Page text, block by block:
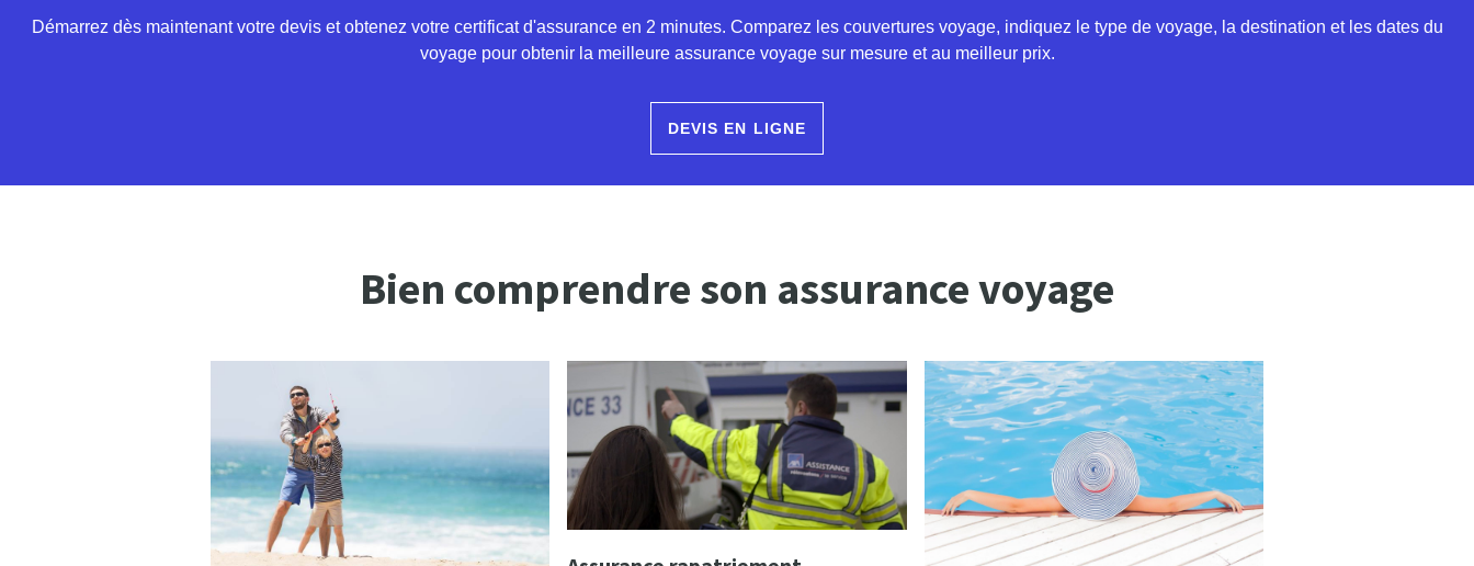
Démarrez dès maintenant votre devis et obtenez votre certificat d'assurance en 2 minutes. Comparez les couvertures voyage, indiquez le type de voyage, la destination et les dates du
voyage pour obtenir la meilleure assurance voyage sur mesure et au meilleur prix.
DEVIS EN LIGNE
Bien comprendre son assurance voyage